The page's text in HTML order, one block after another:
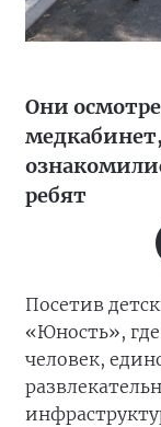
Они
ребят
Посетив
«Юность»,
человек,